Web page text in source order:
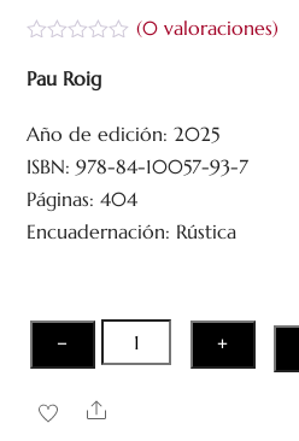
a
r
d
o
c
o
5
(0valoraciones)
Pau Roig
Año de edición: 2025
ISBN: 978-84-10057-93-7
Páginas: 404
Encuadernación: Rústica
−
Aquí
espantan.
Una
+
Share